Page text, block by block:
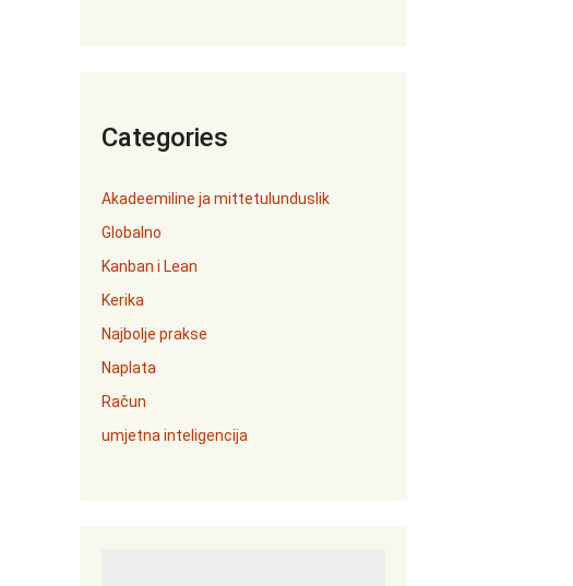
Categories
Akadeemiline ja mittetulunduslik
Globalno
Kanban i Lean
Kerika
Najbolje prakse
Naplata
Račun
umjetna inteligencija